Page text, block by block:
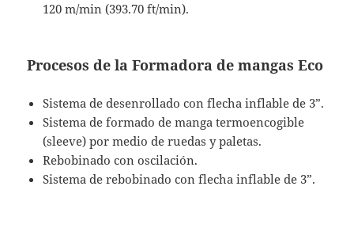
120 m/min (393.70 ft/min).
Procesos de laFormadora de mangas Eco
Sistema de desenrollado con flecha inflable de 3”.
Sistema de formado de manga termoencogible
(sleeve) por medio de ruedas y paletas.
Rebobinado con oscilación.
Sistema de rebobinado con flecha inflable de 3”.